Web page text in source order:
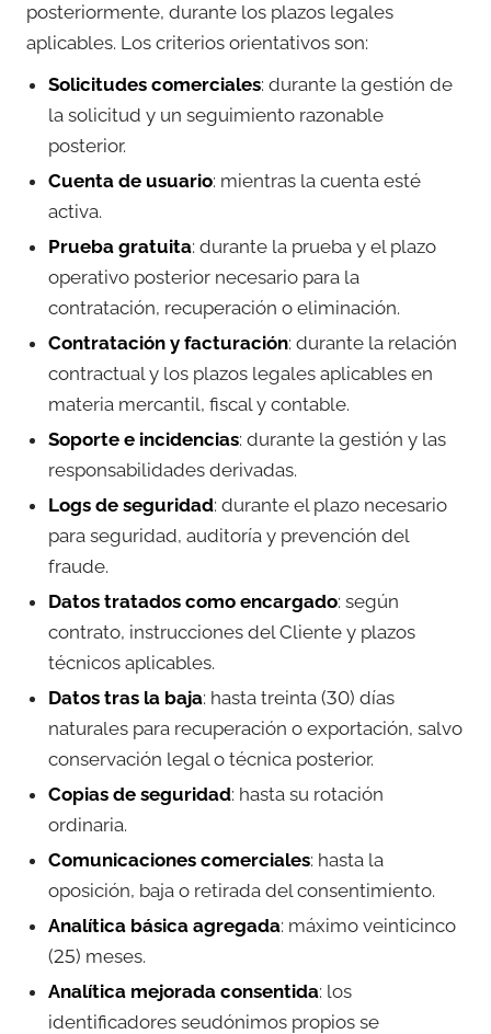
posteriormente, durante los plazos legales
aplicables. Los criterios orientativos son:
Solicitudes comerciales: durante la gestión de
la solicitud y un seguimiento razonable
posterior.
Cuenta de usuario: mientras la cuenta esté
activa.
Prueba gratuita: durante la prueba y el plazo
operativo posterior necesario para la
contratación, recuperación o eliminación.
Contratación y facturación: durante la relación
contractual y los plazos legales aplicables en
materia mercantil, fiscal y contable.
Soporte e incidencias: durante la gestión y las
responsabilidades derivadas.
Logs de seguridad: durante el plazo necesario
para seguridad, auditoría y prevención del
fraude.
Datos tratados como encargado: según
contrato, instrucciones del Cliente y plazos
técnicos aplicables.
Datos tras la baja: hasta treinta (30) días
naturales para recuperación o exportación, salvo
conservación legal o técnica posterior.
Copias de seguridad: hasta su rotación
ordinaria.
Comunicaciones comerciales: hasta la
oposición, baja o retirada del consentimiento.
Analítica básica agregada: máximo veinticinco
(25) meses.
Analítica mejorada consentida: los
identificadores seudónimos propios se